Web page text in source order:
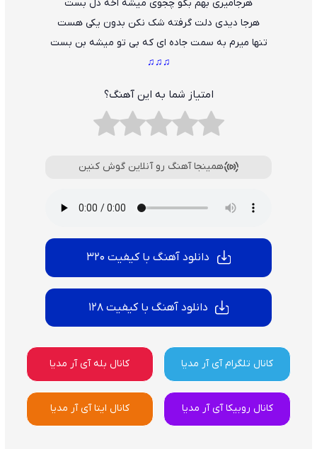
هرجامیری بهم بگو چجوی میشه اخه دل بست
هرجا دیدی دلت گرفته شک نکن بدون یکی هست
تنها میرم به سمت جاده ای که بی تو میشه بن بست
♫♫♫
امتیاز شما به این آهنگ؟
همینجا آهنگ رو آنلاین گوش کنین
دانلود آهنگ با کیفیت 320
دانلود آهنگ با کیفیت 128
کانال تلگرام آی آر مدیا کانال بله آی آر مدیا
کانال روبیکا آی آر مدیا کانال ایتا آی آر مدیا